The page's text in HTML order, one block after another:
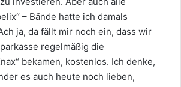
– Bände hatte ich damals
ja, da fällt mir noch ein, dass wir
regelmäßig die
bekamen, kostenlos. Ich denke,
es auch heute noch lieben,